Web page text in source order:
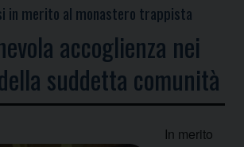
in merito al monastero trappista
accoglienza nei
suddetta comunità
In merito